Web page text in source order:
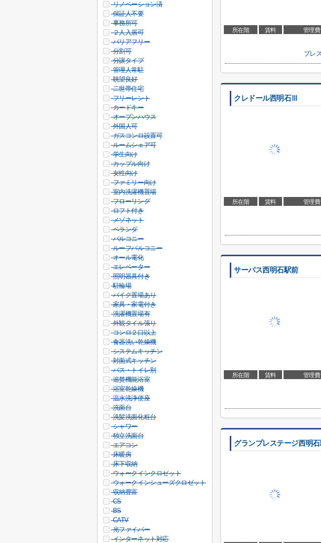
所在階 賃料 管理
プレ
クレドール西明石Ⅲ
所在階 賃料 管理
サーパス西明石駅前
所在階 賃料 管理
グランプレステージ西明
リノベーション済
保証人不要
事務所可
２人入居可
バリアフリー
分割可
分譲タイプ
管理人常駐
眺望良好
二世帯住宅
フリーレント
カードキー
オープンハウス
外国人可
ガスコンロ設置可
ルームシェア可
学生向け
カップル向け
女性向け
ファミリー向け
室内洗濯機置場
フローリング
ロフト付き
メゾネット
ベランダ
バルコニー
ルーフバルコニー
オール電化
エレベーター
照明器具付き
駐輪場
バイク置場あり
家具・家電付き
洗濯機置場有
外観タイル張り
コンロ２口以上
食器洗い乾燥機
システムキッチン
対面式キッチン
バス・トイレ別
追焚機能浴室
浴室乾燥機
温水洗浄便座
洗面台
洗髪洗面化粧台
シャワー
独立洗面台
エアコン
床暖房
床下収納
ウォークインクロゼット
ウォークインシューズクロゼット
収納豊富
CS
BS
CATV
光ファイバー
インターネット対応